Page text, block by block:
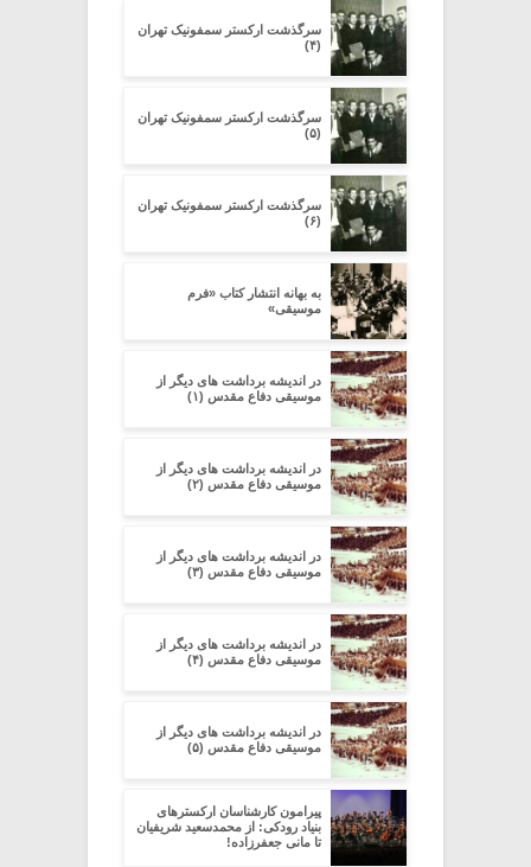
سرگذشت ارکستر سمفونیک تهران
(۴)
سرگذشت ارکستر سمفونیک تهران
(۵)
سرگذشت ارکستر سمفونیک تهران
(۶)
به بهانه انتشار کتاب «فرم
موسیقی»
در اندیشه برداشت های دیگر از
موسیقی دفاع مقدس (۱)
در اندیشه برداشت های دیگر از
موسیقی دفاع مقدس (۲)
در اندیشه برداشت های دیگر از
موسیقی دفاع مقدس (۳)
در اندیشه برداشت های دیگر از
موسیقی دفاع مقدس (۴)
در اندیشه برداشت های دیگر از
موسیقی دفاع مقدس (۵)
پیرامون کارشناسان ارکسترهای
بنیاد رودکی: از محمدسعید شریفیان
تا مانی جعفرزاده!